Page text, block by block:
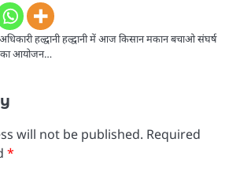
हल्द्वानी हल्द्वानी में आज किसान मकान बचाओ संघर्ष
का आयोजन…
will not be published. Required
*